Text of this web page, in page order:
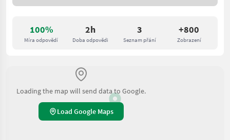
100%
Míra odpovědí
2h
Doba odpovědi
3
Seznam přání
+800
Zobrazení
Loading the map will send data to Google.
Load Google Maps